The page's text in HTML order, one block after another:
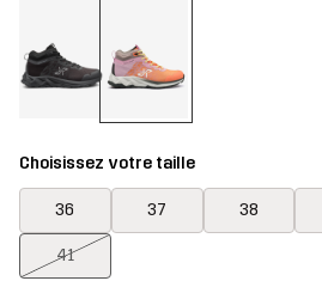
Choisissez votre taille
36 37 38
41